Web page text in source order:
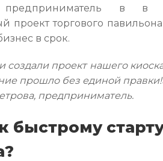
в в
проект торгового
в срок.
проект нашего
прошло без единой
предприниматель.
быстрому